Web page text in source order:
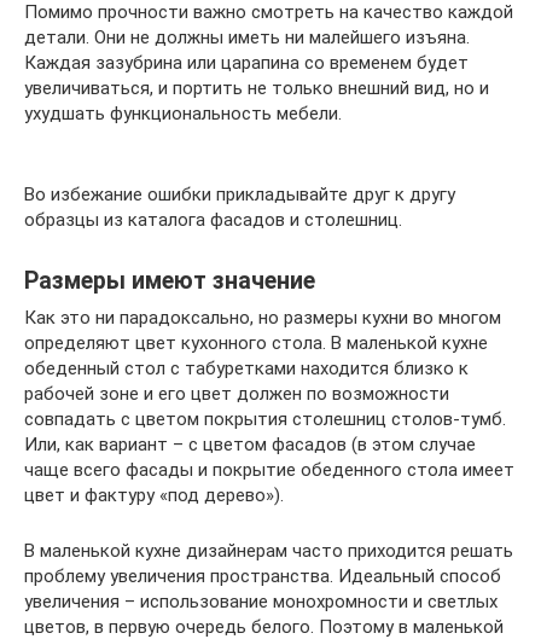
Помимо прочности важно смотреть на качество каждой
детали. Они не должны иметь ни малейшего изъяна.
Каждая зазубрина или царапина со временем будет
увеличиваться, и портить не только внешний вид, но и
ухудшать функциональность мебели.
Во избежание ошибки прикладывайте друг к другу
образцы из каталога фасадов и столешниц.
Размеры имеют значение
Как это ни парадоксально, но размеры кухни во многом
определяют цвет кухонного стола. В маленькой кухне
обеденный стол с табуретками находится близко к
рабочей зоне и его цвет должен по возможности
совпадать с цветом покрытия столешниц столов-тумб.
Или, как вариант – с цветом фасадов (в этом случае
чаще всего фасады и покрытие обеденного стола имеет
цвет и фактуру «под дерево»).
В маленькой кухне дизайнерам часто приходится решать
проблему увеличения пространства. Идеальный способ
увеличения – использование монохромности и светлых
цветов, в первую очередь белого. Поэтому в маленькой